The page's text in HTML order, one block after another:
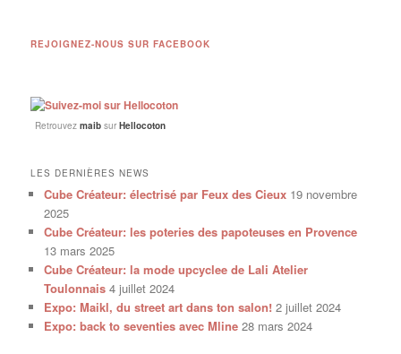
REJOIGNEZ-NOUS SUR FACEBOOK
Retrouvezmaib surHellocoton
LES DERNIÈRES NEWS
Cube Créateur: électrisé par Feux des Cieux 19 novembre
2025
Cube Créateur: les poteries des papoteuses en Provence
13 mars 2025
Cube Créateur: la mode upcyclee de Lali Atelier
Toulonnais 4 juillet 2024
Expo: Maikl, du street art dans ton salon! 2 juillet 2024
Expo: back to seventies avec Mline 28 mars 2024